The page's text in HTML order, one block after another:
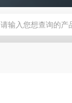
分析仪器 粒度镜